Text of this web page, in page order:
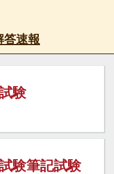
答速報
験
験筆記試験